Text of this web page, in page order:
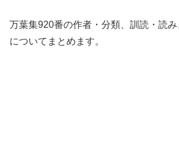
万葉集920番の作者・分類、訓読・読
についてまとめます。